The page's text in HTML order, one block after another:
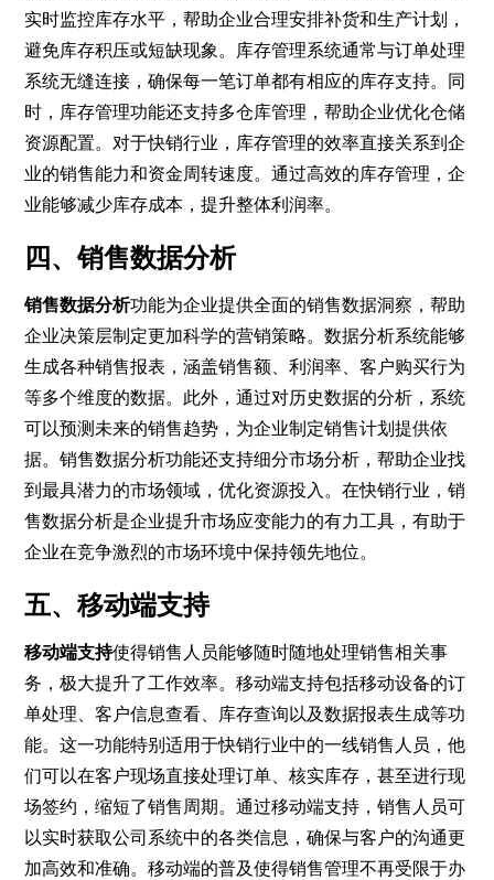
实时监控库存水平，帮助企业合理安排补货和生产计划，
避免库存积压或短缺现象。库存管理系统通常与订单处理
系统无缝连接，确保每一笔订单都有相应的库存支持。同
时，库存管理功能还支持多仓库管理，帮助企业优化仓储
资源配置。对于快销行业，库存管理的效率直接关系到企
业的销售能力和资金周转速度。通过高效的库存管理，企
业能够减少库存成本，提升整体利润率。
四、销售数据分析
销售数据分析功能为企业提供全面的销售数据洞察，帮助
企业决策层制定更加科学的营销策略。数据分析系统能够
生成各种销售报表，涵盖销售额、利润率、客户购买行为
等多个维度的数据。此外，通过对历史数据的分析，系统
可以预测未来的销售趋势，为企业制定销售计划提供依
据。销售数据分析功能还支持细分市场分析，帮助企业找
到最具潜力的市场领域，优化资源投入。在快销行业，销
售数据分析是企业提升市场应变能力的有力工具，有助于
企业在竞争激烈的市场环境中保持领先地位。
五、移动端支持
移动端支持使得销售人员能够随时随地处理销售相关事
务，极大提升了工作效率。移动端支持包括移动设备的订
单处理、客户信息查看、库存查询以及数据报表生成等功
能。这一功能特别适用于快销行业中的一线销售人员，他
们可以在客户现场直接处理订单、核实库存，甚至进行现
场签约，缩短了销售周期。通过移动端支持，销售人员可
以实时获取公司系统中的各类信息，确保与客户的沟通更
加高效和准确。移动端的普及使得销售管理不再受限于办